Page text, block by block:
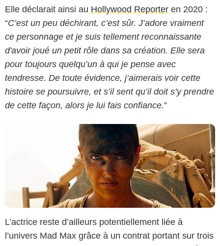
Elle déclarait ainsi au Hollywood Reporter en 2020 :
“C’est un peu déchirant, c’est sûr. J’adore vraiment
ce personnage et je suis tellement reconnaissante
d'avoir joué un petit rôle dans sa création. Elle sera
pour toujours quelqu’un à qui je pense avec
tendresse. De toute évidence, j’aimerais voir cette
histoire se poursuivre, et s’il sent qu’il doit s’y prendre
de cette façon, alors je lui fais confiance.”
L’actrice reste d’ailleurs potentiellement liée à
l’univers Mad Max grâce à un contrat portant sur trois